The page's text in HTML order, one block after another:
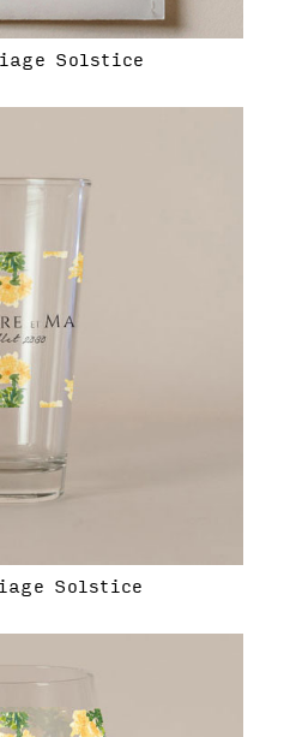
Solstice
Solstice